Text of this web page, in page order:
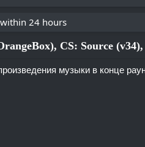
24 hours
CS: Source
музыки в конце